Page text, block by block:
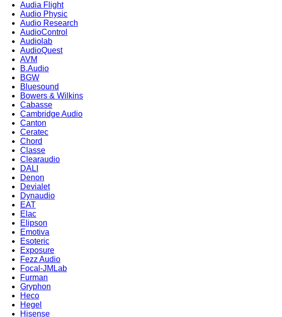
Audia Flight
Audio Physic
Audio Research
AudioControl
Audiolab
AudioQuest
AVM
B.Audio
BGW
Bluesound
Bowers & Wilkins
Cabasse
Cambridge Audio
Canton
Ceratec
Chord
Classe
Clearaudio
DALI
Denon
Devialet
Dynaudio
EAT
Elac
Elipson
Emotiva
Esoteric
Exposure
Fezz Audio
Focal-JMLab
Furman
Gryphon
Heco
Hegel
Hisense